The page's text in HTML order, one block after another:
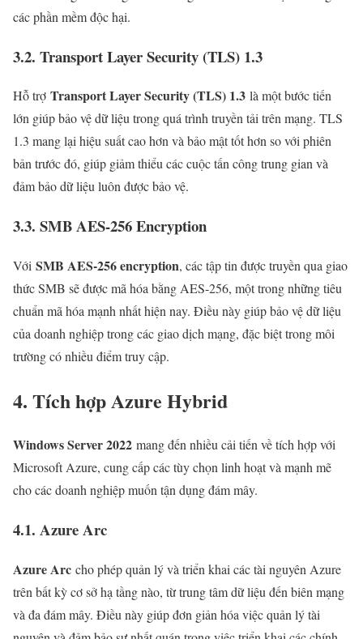
các phần mềm độc hại.
3.2. Transport Layer Security (TLS) 1.3
Hỗ trợ Transport Layer Security (TLS) 1.3 là một bước tiến
lớn giúp bảo vệ dữ liệu trong quá trình truyền tải trên mạng. TLS
1.3 mang lại hiệu suất cao hơn và bảo mật tốt hơn so với phiên
bản trước đó, giúp giảm thiểu các cuộc tấn công trung gian và
đảm bảo dữ liệu luôn được bảo vệ.
3.3. SMB AES-256 Encryption
Với SMB AES-256 encryption, các tập tin được truyền qua giao
thức SMB sẽ được mã hóa bằng AES-256, một trong những tiêu
chuẩn mã hóa mạnh nhất hiện nay. Điều này giúp bảo vệ dữ liệu
của doanh nghiệp trong các giao dịch mạng, đặc biệt trong môi
trường có nhiều điểm truy cập.
4. Tích hợp Azure Hybrid
Windows Server 2022 mang đến nhiều cải tiến về tích hợp với
Microsoft Azure, cung cấp các tùy chọn linh hoạt và mạnh mẽ
cho các doanh nghiệp muốn tận dụng đám mây.
4.1. Azure Arc
Azure Arc cho phép quản lý và triển khai các tài nguyên Azure
trên bất kỳ cơ sở hạ tầng nào, từ trung tâm dữ liệu đến biên mạng
và đa đám mây. Điều này giúp đơn giản hóa việc quản lý tài